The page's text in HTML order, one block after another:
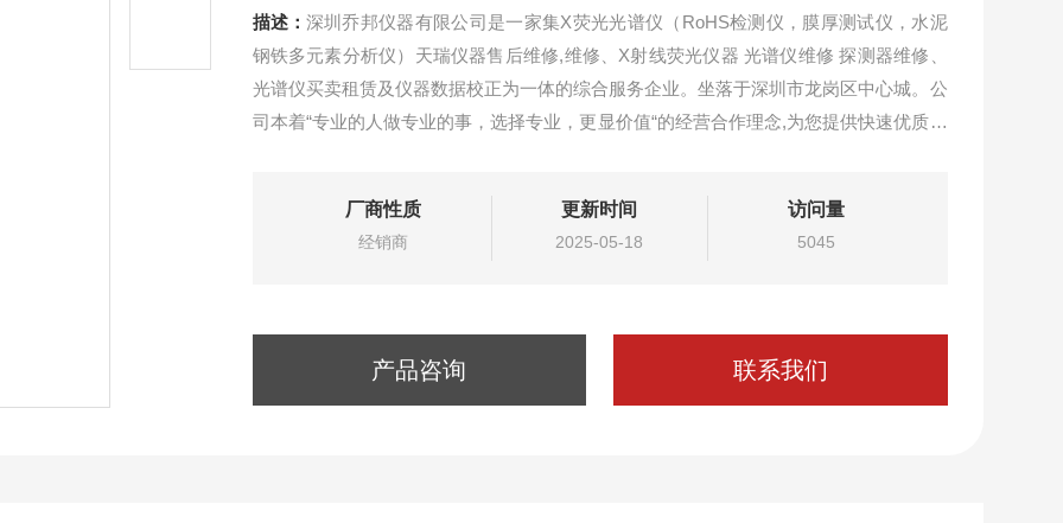
描述： 深圳乔邦仪器有限公司是一家集X荧光光谱仪（RoHS检测仪，膜厚测试仪，水泥
钢铁多元素分析仪）天瑞仪器售后维修,维修、X射线荧光仪器 光谱仪维修 探测器维修、
光谱仪买卖租赁及仪器数据校正为一体的综合服务企业。坐落于深圳市龙岗区中心城。公
司本着“专业的人做专业的事，选择专业，更显价值“的经营合作理念,为您提供快速优质的
厂商性质
经销商
更新时间
2025-05-18
访问量
5045
产品咨询 联系我们